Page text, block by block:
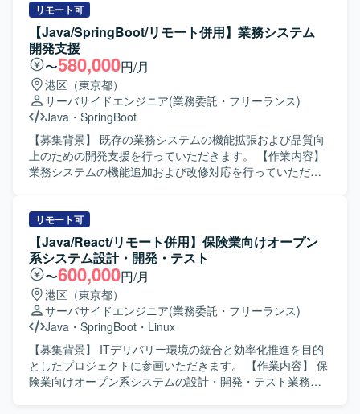
動できる方を想定しています。 【ポジションの魅力】 事業
拡大を支える基幹的な会計・販売管理領域のシステム開発
に携わることができ、ビジネスへのインパクトが大きいプ
ロダクトの価値向上に直接貢献していただけます。スクラ
ムチームの一員としてアジャイルな開発プロセスを実践し
ながら、アーキテクチャやドメイン理解を深めつつフロン
トエンド・バックエンド双方の開発に関わることで、幅広
い技術スキルと業務知識を身につけることができます。
【開発環境】 JavaおよびSpring Bootを用いたWebサービス
開発環境のもと、RDBMSやNoSQLを利用したシステム開発
を行います。ソースコード管理にはGitを利用し、スクラム
を活用いたします。
像】 Javaによる開発経験が豊富で、基本設計以降の工程を
主体的に推進していただける方を求めています。チーム内
でコミュニケーションを取りながら円滑に開発を進めてい
ただける方ですと望ましいです。 【ポジションの魅力】 通
信向けシステム開発に携わることで、大規模なシステム開
発の経験を積むことができます。バックエンドだけでなく
フロントエンド技術にも関わることができ、フルスタック
寄りのスキルを身につけていただけます。 【開発環境】 バ
ックエンドにJavaおよびSpring Boot、フロントエンドに
Vue.jsを使用した開発環境です。
リモート可
【Java/SpringBoot/リモート併用】業務システム
開発支援
〜580,000円/月
港区（東京都）
サーバサイドエンジニア(業務委託・フリーランス)
Java ・ SpringBoot
【募集背景】 既存の業務システムの機能拡張および品質向
上のための開発支援を行っていただきます。 【作業内容】
業務システムの機能追加および改修対応を行っていただき
ただきます。各種レビューやドキュメント作成も対応して
いただきます。 【求める人物像】 開発経験が豊富で周囲と
円滑にコミュニケーションを取りながら主体的に動いてい
ただける方を求めています。既存システムの仕様を理解し
ながら改善提案を行っていただける方が望ましいです。
【ポジションの魅力】 基本設計からテストまで一貫して担
当できるため、上流から下流まで幅広い工程の経験を積む
ことができます。既存システムの機能追加や改善を通じて
業務知識と技術力の両面を高めていただけます。 【開発環
境】 Java、Spring Boot、SQL、AWS、Gitなどを用いた
Webシステム開発環境になります。
リモート可
【Java/React/リモート併用】保険業向けオープン
系システム設計・開発・テスト
〜600,000円/月
港区（東京都）
サーバサイドエンジニア(業務委託・フリーランス)
Java ・ SpringBoot ・ Linux
【募集背景】 ITデリバリー環境の統合と効率化推進を目的
としたプロジェクトに参画いただきます。 【作業内容】 保
険業向けオープン系システムの設計・開発・テスト業務を